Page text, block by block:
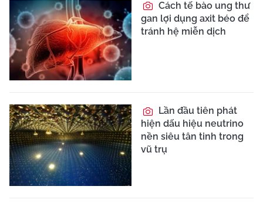
Cách tế bào ung thư
gan lợi dụng axit béo để
tránh hệ miễn dịch
Lần đầu tiên phát
hiện dấu hiệu neutrino
nền siêu tân tinh trong
vũ trụ